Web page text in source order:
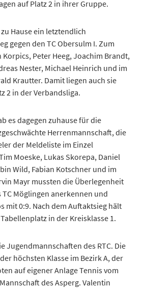
auf Platz 2 in ihrer Gruppe.
Hause ein letztendlich
gegen den TC Obersulm I. Zum
Korpics, Peter Heeg, Joachim Brandt,
Nester, Michael Heinrich und im
Krautter. Damit liegen auch sie
2 in der Verbandsliga.
es dagegen zuhause für die
Herrenmannschaft, die
der Meldeliste im Einzel
Moeske, Lukas Skorepa, Daniel
Wild, Fabian Kotschner und im
Mayr mussten die Überlegenheit
Möglingen anerkennen und
mit 0:9. Nach dem Auftaktsieg hält
in der Kreisklasse 1.
Jugendmannschaften des RTC. Die
höchsten Klasse im Bezirk A, der
auf eigener Anlage Tennis vom
des Asperg. Valentin